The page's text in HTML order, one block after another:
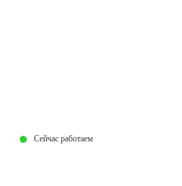
Сейчас работаем